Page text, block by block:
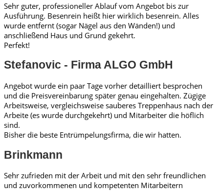
Sehr guter, professioneller Ablauf vom Angebot bis zur
Ausführung. Besenrein heißt hier wirklich besenrein. Alles
wurde entfernt (sogar Nägel aus den Wänden!) und
anschließend Haus und Grund gekehrt.
Perfekt!
Stefanovic - Firma ALGO GmbH
Angebot wurde ein paar Tage vorher detailliert besprochen
und die Preisvereinbarung später genau eingehalten. Zügige
Arbeitsweise, vergleichsweise sauberes Treppenhaus nach der
Arbeite (es wurde durchgekehrt) und Mitarbeiter die höflich
sind.
Bisher die beste Entrümpelungsfirma, die wir hatten.
Brinkmann
Sehr zufrieden mit der Arbeit und mit den sehr freundlichen
und zuvorkommenen und kompetenten Mitarbeitern